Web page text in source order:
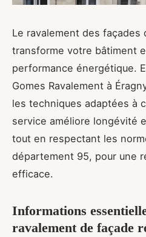
Le ravalement des façades
transforme votre bâtiment
performance énergétique.
Gomes Ravalement à
les techniques adaptées à
service améliore longévité
tout en respectant les
département 95, pour une
efficace.
Informations
ravalement de façade